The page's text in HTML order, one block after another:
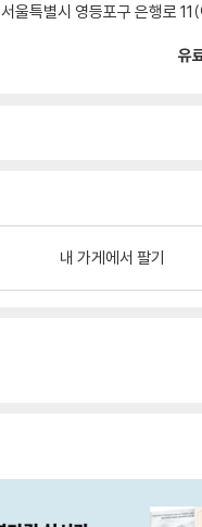
서울특별시 영등포구 은행로
유
내 가게에서 팔기